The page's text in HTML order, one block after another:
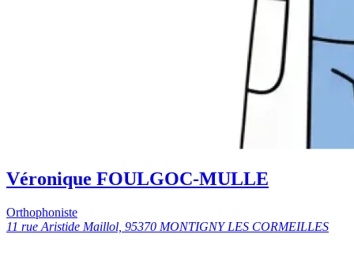
Véronique FOULGOC-MULLE
Orthophoniste
11 rue Aristide Maillol, 95370 MONTIGNY LES CORMEILLES